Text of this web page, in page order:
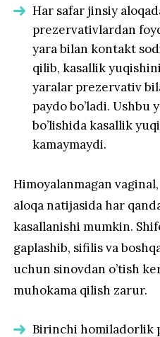
Har safar jinsiy
prezervativlardan
yara bilan kontakt
qilib, kasallik
yaralar prezervativ
paydo bo’ladi.
bo’lishida kasallik
kamaymaydi.
Himoyalanmagan
aloqa natijasida har
kasallanishi mumkin.
gaplashib, sifilis va
uchun sinovdan o’tish
muhokama qilish zarur.
Birinchi homiladorlik